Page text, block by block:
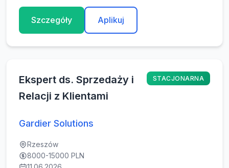
Szczegóły Aplikuj
Ekspert ds. Sprzedaży i
Relacji z Klientami
STACJONARNA
Gardier Solutions
Rzeszów
8000-15000 PLN